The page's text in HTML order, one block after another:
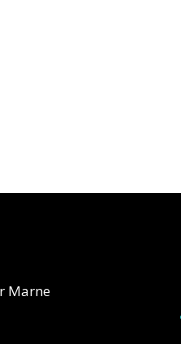
Marne